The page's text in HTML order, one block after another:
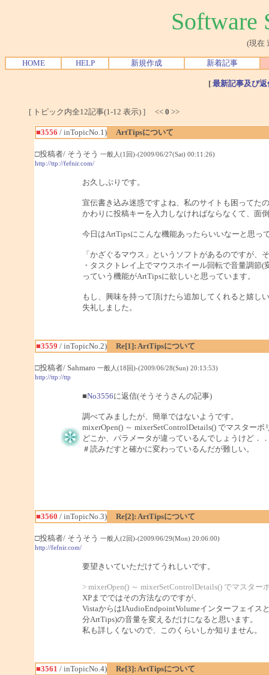
Software
(現在
HOME HELP 新規作成 新着記事
[ 最新記事及び
[ トピック内全12記事(1-12 表示) ] << 0 >>
■3556 / inTopicNo.1) ArtTipsについて
□投稿者/ そうそう 一般人(1回)-(2009/06/27(Sat) 00:11:26)
http://ttp://fefnir.com/
お久しぶりです。
宣伝書き込み迷惑ですよね、私のサイトも困ってた
かわりに投稿キーを入力しなければならなくて、面
今日はArtTipsにこんな機能あったらいいなーと思っ
「かざぐるマウス」というソフトがあるのですが、
・タスクトレイ上でマウスホイール回転で音量調節
っていう機能がArtTipsに欲しいと思っています。
もし、興味を持って頂けたら追加してくれると嬉し
失礼しました。
■3559 / inTopicNo.2) Re[1]: ArtTipsについて
□投稿者/ Sahmaro 一般人(18回)-(2009/06/28(Sun) 20:13:53)
http://ttp://ttp
■No3556に返信(そうそうさんの記事)
調べてみましたが、簡単ではないようです。
mixerOpen() ～ mixerSetControlDetails() でマスター
どこか、パラメータが違っているんでしょうけど．
＃読みだすと確かに変わっているんだが難しい。
■3560 / inTopicNo.3) Re[2]: ArtTipsについて
□投稿者/ そうそう 一般人(2回)-(2009/06/29(Mon) 20:06:00)
http://fefnir.com/
要望きいていただけてうれしいです。
> mixerOpen() ～ mixerSetControlDetails() でマスタ
XPまでではその方法なのですが、
VistaからはIAudioEndpointVolumeインターフェイス
分ArtTips)の音量を変えるだけになると思います。
私も詳しくないので、このくらいしか知りません。
■3561 / inTopicNo.4) Re[3]: ArtTipsについて